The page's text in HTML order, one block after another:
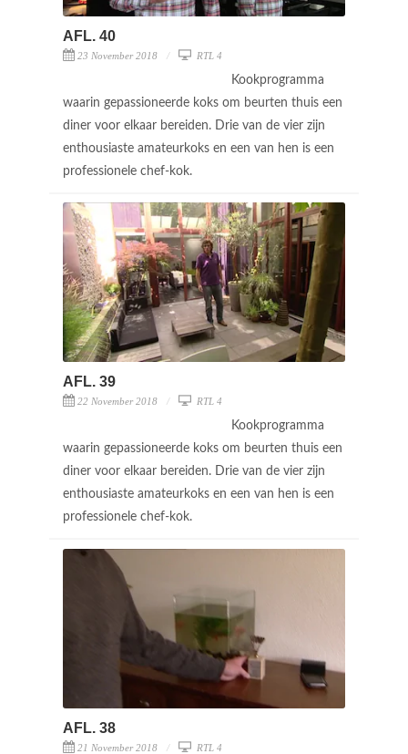
AFL. 40
23 November 2018 RTL 4
Kookprogramma
waarin gepassioneerde koks om beurten thuis een
diner voor elkaar bereiden. Drie van de vier zijn
enthousiaste amateurkoks en een van hen is een
professionele chef-kok.
AFL. 39
22 November 2018 RTL 4
Kookprogramma
waarin gepassioneerde koks om beurten thuis een
diner voor elkaar bereiden. Drie van de vier zijn
enthousiaste amateurkoks en een van hen is een
professionele chef-kok.
AFL. 38
21 November 2018 RTL 4